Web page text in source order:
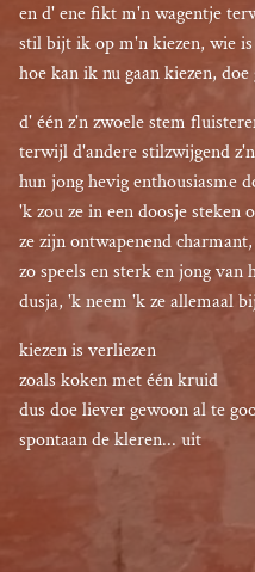
en d' ene fikt m'n wagentje
stil bijt ik op m'n kiezen, wie
hoe kan ik nu gaan kiezen,
d' één z'n zwoele stem
terwijl d'andere stilzwijgend
hun jong hevig enthousiasme
'k zou ze in een doosje steken
ze zijn ontwapenend
zo speels en sterk en jong van
dusja, 'k neem 'k ze allemaal
kiezen is verliezen
zoals koken met één kruid
dus doe liever gewoon al te
spontaan de kleren... uit